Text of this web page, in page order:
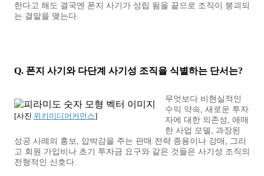
한다고 해도 결국엔 폰지 사기가 성립 됨을 끝으로 조직이 붕괴되
는 결말을 맺는다.
Q. 폰지 사기와 다단계 사기성 조직을 식별하는 단서는?
[사진 위키미디어커먼스]
무엇보다 비현실적인
수익 약속, 새로운 투자
자에 대한 의존성, 애매
한 사업 모델, 과장된
성공 사례의 홍보, 압박감을 주는 판매 전략 종용이나 강매, 그리
고 회원 가입비나 초기 투자금 요구와 같은 것들은 사기성 조직의
전형적인 신호다.